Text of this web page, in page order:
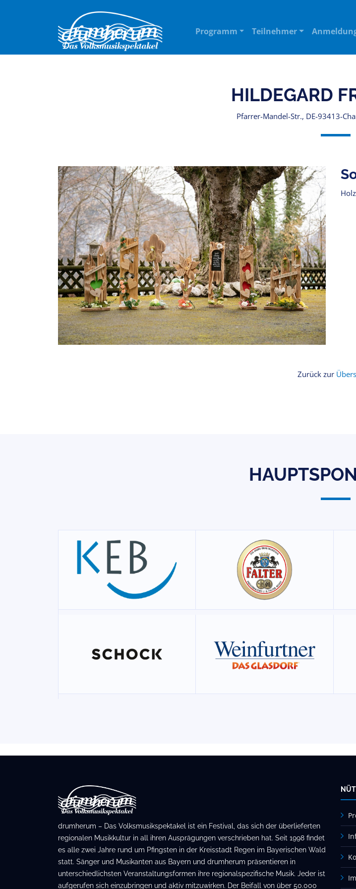
Programm Teilnehmer
HILDEGARD
Pfarrer-Mandel-Str., DE-93413-
Zurück zur
drumherum – Das Volksmusikspektakel ist ein Festival, das sich der überlieferten
regionalen Musikkultur in all ihren Ausprägungen verschrieben hat. Seit 1998 findet
es alle zwei Jahre rund um Pfingsten in der Kreisstadt Regen im Bayerischen Wald
statt. Sänger und Musikanten aus Bayern und drumherum präsentieren in
unterschiedlichsten Veranstaltungsformen ihre regionalspezifische Musik. Jeder ist
aufgerufen sich einzubringen und aktiv mitzuwirken. Der Beifall von über 50.000